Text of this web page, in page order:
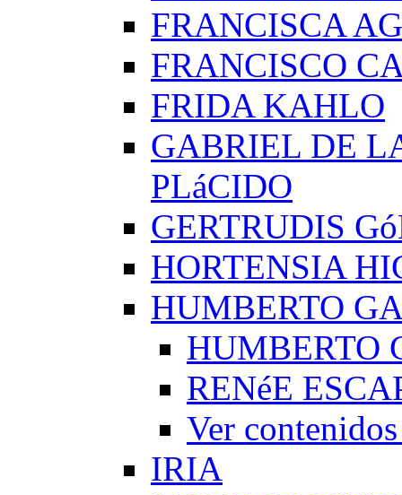
FRANCISCA
FRANCISCO
FRIDA KAHLO
GABRIEL DE
PLáCIDO
GERTRUDIS
HORTENSIA
HUMBERTO
HUMBERTO
RENéE
Ver
IRIA